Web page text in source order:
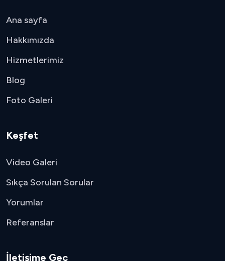
Ana sayfa
Hakkımızda
Hizmetlerimiz
Blog
Foto Galeri
Keşfet
Video Galeri
Sıkça Sorulan Sorular
Yorumlar
Referanslar
İletişime Geç